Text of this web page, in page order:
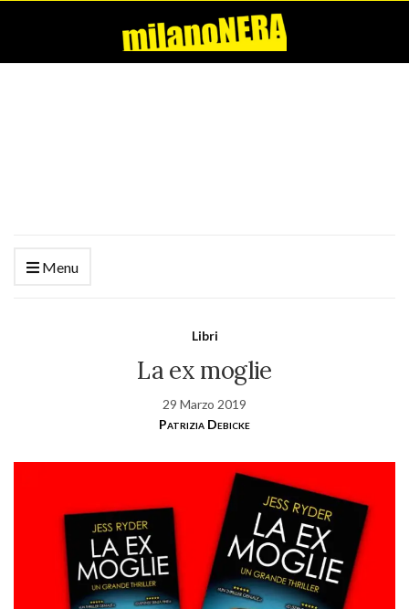
Menu
Libri
La ex moglie
29 Marzo 2019
Patrizia Debicke